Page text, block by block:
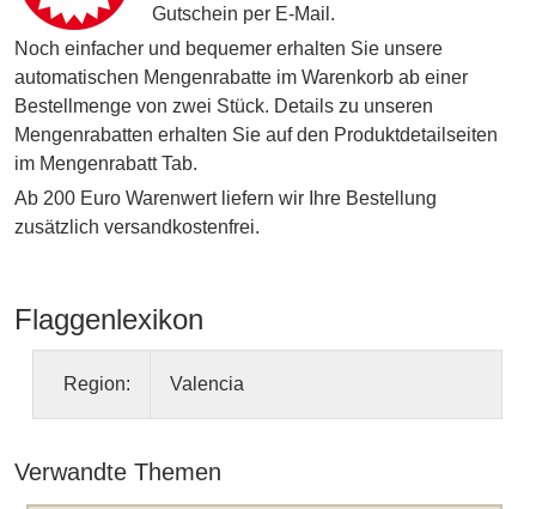
Gutschein per E-Mail.
Noch einfacher und bequemer erhalten Sie unsere
automatischen Mengenrabatte im Warenkorb ab einer
Bestellmenge von zwei Stück. Details zu unseren
Mengenrabatten erhalten Sie auf den Produktdetailseiten
im Mengenrabatt Tab.
Ab 200 Euro Warenwert liefern wir Ihre Bestellung
zusätzlich versandkostenfrei.
Flaggenlexikon
Region: Valencia
Verwandte Themen